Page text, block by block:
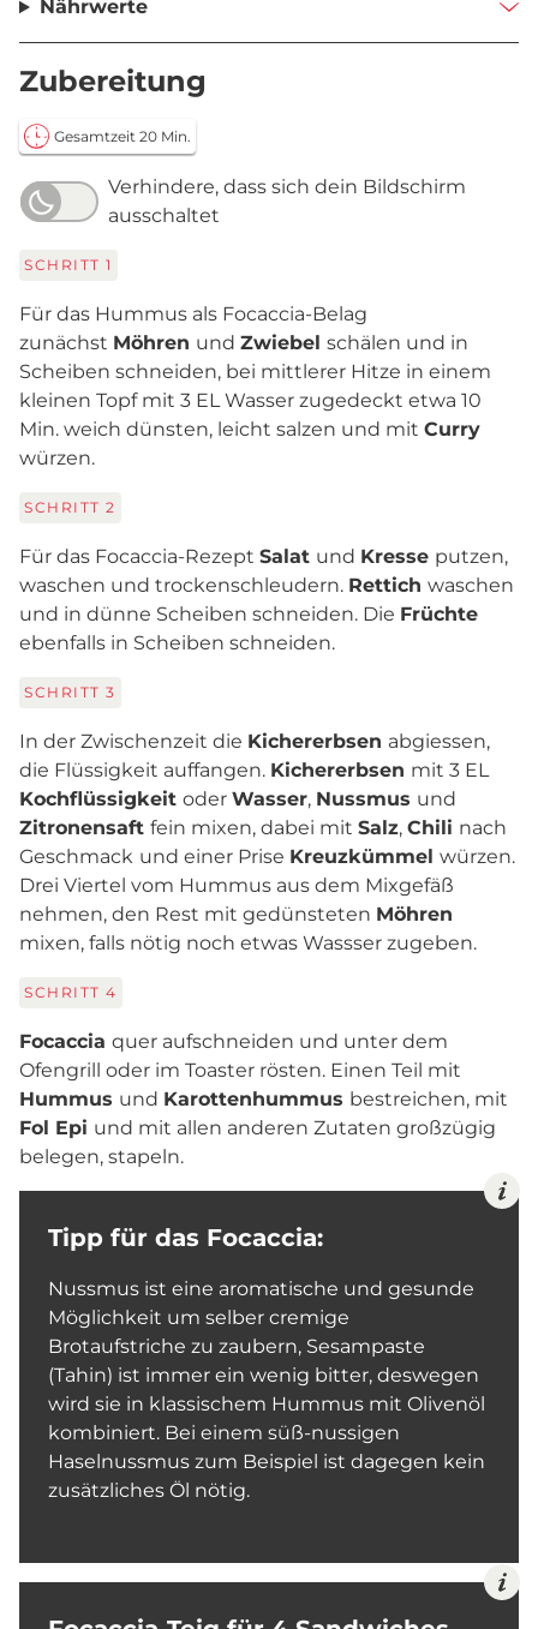
Nährwerte
Zubereitung
Gesamtzeit 20 Min.
Verhindere, dass sich dein Bildschirm
ausschaltet
SCHRITT 1
Für das Hummus als Focaccia-Belag
zunächst Möhren und Zwiebel schälen und in
Scheiben schneiden, bei mittlerer Hitze in einem
kleinen Topf mit 3 EL Wasser zugedeckt etwa 10
Min. weich dünsten, leicht salzen und mit Curry
würzen.
SCHRITT 2
Für das Focaccia-Rezept Salat und Kresse putzen,
waschen und trockenschleudern. Rettich waschen
und in dünne Scheiben schneiden. Die Früchte
ebenfalls in Scheiben schneiden.
SCHRITT 3
In der Zwischenzeit die Kichererbsen abgiessen,
die Flüssigkeit auffangen. Kichererbsen mit 3 EL
Kochflüssigkeit oder Wasser, Nussmus und
Zitronensaft fein mixen, dabei mit Salz, Chili nach
Geschmack und einer Prise Kreuzkümmel würzen.
Drei Viertel vom Hummus aus dem Mixgefäß
nehmen, den Rest mit gedünsteten Möhren
mixen, falls nötig noch etwas Wassser zugeben.
SCHRITT 4
Focaccia quer aufschneiden und unter dem
Ofengrill oder im Toaster rösten. Einen Teil mit
Hummus und Karottenhummus bestreichen, mit
Fol Epi und mit allen anderen Zutaten großzügig
belegen, stapeln.
Tipp für das Focaccia:
Nussmus ist eine aromatische und gesunde
Möglichkeit um selber cremige
Brotaufstriche zu zaubern, Sesampaste
(Tahin) ist immer ein wenig bitter, deswegen
wird sie in klassischem Hummus mit Olivenöl
kombiniert. Bei einem süß-nussigen
Haselnussmus zum Beispiel ist dagegen kein
zusätzliches Öl nötig.